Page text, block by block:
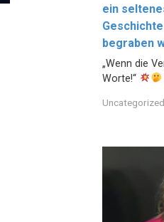
ein
begraben
„Wenn die
Worte!“
Uncategorized